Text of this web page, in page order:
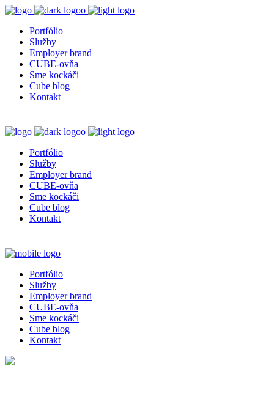
Portfólio
Služby
Employer brand
CUBE-ovňa
Sme kockáči
Cube blog
Kontakt
Portfólio
Služby
Employer brand
CUBE-ovňa
Sme kockáči
Cube blog
Kontakt
Portfólio
Služby
Employer brand
CUBE-ovňa
Sme kockáči
Cube blog
Kontakt